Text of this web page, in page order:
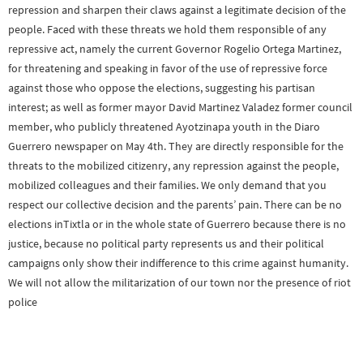
repression and sharpen their claws against a legitimate decision of the
people. Faced with these threats we hold them responsible of any
repressive act, namely the current Governor Rogelio Ortega Martinez,
for threatening and speaking in favor of the use of repressive force
against those who oppose the elections, suggesting his partisan
interest; as well as former mayor David Martinez Valadez former council
member, who publicly threatened Ayotzinapa youth in the Diaro
Guerrero newspaper on May 4th. They are directly responsible for the
threats to the mobilized citizenry, any repression against the people,
mobilized colleagues and their families. We only demand that you
respect our collective decision and the parents’ pain. There can be no
elections inTixtla or in the whole state of Guerrero because there is no
justice, because no political party represents us and their political
campaigns only show their indifference to this crime against humanity.
We will not allow the militarization of our town nor the presence of riot
police